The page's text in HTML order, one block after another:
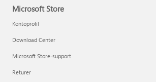
Microsoft Store
Kontoprofil
Download Center
Microsoft Store-support
Returer